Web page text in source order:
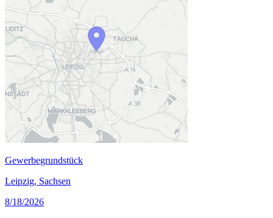
Gewerbegrundstück
Leipzig, Sachsen
8/18/2026